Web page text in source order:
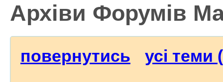
Архіви Форумів
повернутись усі теми